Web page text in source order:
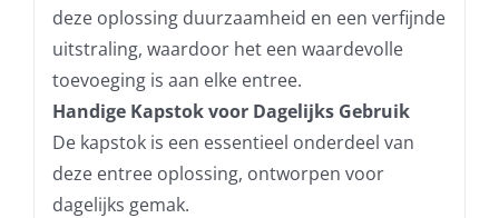
deze oplossing duurzaamheid en een verfijnde
uitstraling, waardoor het een waardevolle
toevoeging is aan elke entree.
Handige Kapstok voor Dagelijks Gebruik
De kapstok is een essentieel onderdeel van
deze entree oplossing, ontworpen voor
dagelijks gemak.